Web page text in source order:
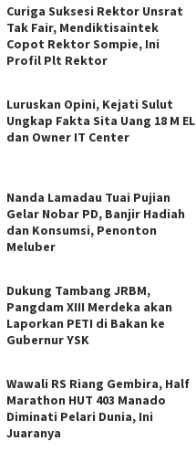
Curiga Suksesi Rektor Unsrat
Tak Fair, Mendiktisaintek
Copot Rektor Sompie, Ini
Profil Plt Rektor
Luruskan Opini, Kejati Sulut
Ungkap Fakta Sita Uang 18 M EL
dan Owner IT Center
Nanda Lamadau Tuai Pujian
Gelar Nobar PD, Banjir Hadiah
dan Konsumsi, Penonton
Meluber
Dukung Tambang JRBM,
Pangdam XIII Merdeka akan
Laporkan PETI di Bakan ke
Gubernur YSK
Wawali RS Riang Gembira, Half
Marathon HUT 403 Manado
Diminati Pelari Dunia, Ini
Juaranya